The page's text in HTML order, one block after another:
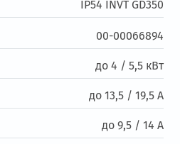
IP54 INVT GD350
00-00066894
до 4 / 5,5 кВт
до 13,5 / 19,5 А
до 9,5 / 14 А